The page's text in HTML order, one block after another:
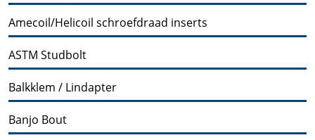
Amecoil/Helicoil schroefdraad inserts
ASTM Studbolt
Balkklem / Lindapter
Banjo Bout